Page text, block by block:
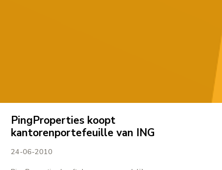
PingProperties koopt
kantorenportefeuille van ING
24-06-2010